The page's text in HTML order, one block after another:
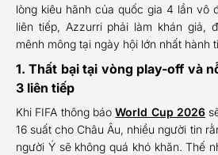
lòng kiêu hãnh của quốc gia 4 lần vô
liên tiếp, Azzurri phải làm khán giả,
mênh mông tại ngày hội lớn nhất hành
1. Thất bại tại vòng play-off và
3 liên tiếp
Khi FIFA thông báoWorld Cup 2026
16 suất cho Châu Âu, nhiều người tin
người Ý sẽ không quá khó khăn. Thế